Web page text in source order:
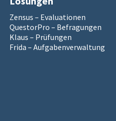
Zensus – Evaluationen
QuestorPro – Befragungen
Klaus – Prüfungen
Frida – Aufgabenverwaltung